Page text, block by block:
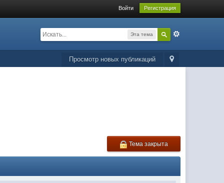
Войти Регистрация
Эта тема
Просмотр новых публикаций
Тема закрыта